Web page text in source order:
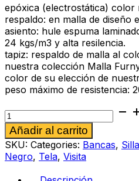
epóxica (electrostática) color
respaldo: en malla de diseño
asiento: hule espuma
24 kgs/m3 y alta resilencia.
tapiz: respaldo de malla al
nuestra colección Malla
color de su elección de
peso máximo de resistencia:
Banca
Ricordo
m
2p
gris
cantidad
Añadir al carrito
SKU: Categories: Bancas,
Negro, Tela, Visita